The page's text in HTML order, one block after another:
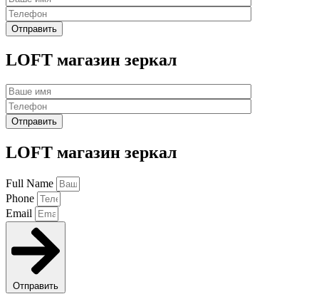
LOFT магазин зеркал
LOFT магазин зеркал
Full Name
Phone
Email
Отправить